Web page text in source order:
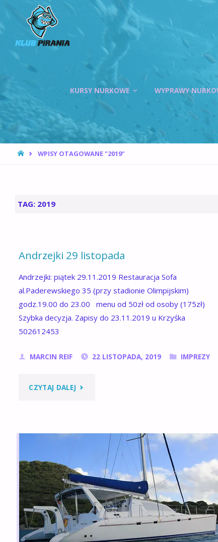
WROCŁAW |
KURSY
NURKOWANIA,
HOKEJ
PODWODNY
Przejdź
treści
KURSY NURKOWE WYPRAWY
STRONA
WPISY OTAGOWANE "2019"
TAG: 2019
Andrzejki 29 listopada
Andrzejki: piątek 29.11.2019 Restauracja Sofa
al.Paderewskiego 35 (przy stadionie Olimpijskim)
godz.19.00 do 23.00 menu od 50zł od osoby (175zł)
Szybka decyzja. Zapisy do 23.11.2019 u Krzyśka
502612453
MARCIN REIF 22 LISTOPADA, 2019 IMPREZY
CZYTAJ DALEJ "ANDRZEJKI